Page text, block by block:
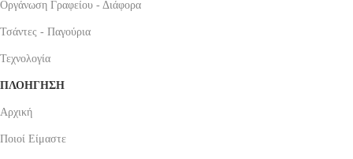
Οργάνωση Γραφείου - Διάφορα
Τσάντες - Παγούρια
Τεχνολογία
ΠΛΟΗΓΗΣΗ
Αρχική
Ποιοί Είμαστε